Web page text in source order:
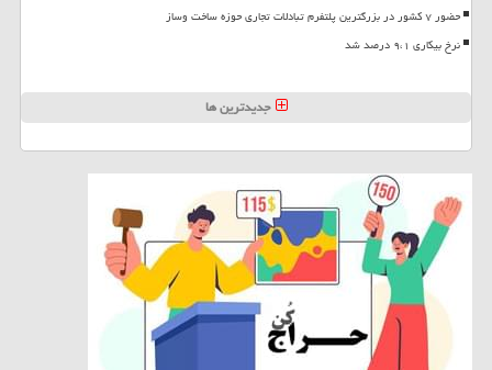
حضور ۷ کشور در بزرگترین پلتفرم تبادلات تجاری حوزه ساخت وساز
نرخ بیکاری ۹،۱ درصد شد
جدیدترین ها